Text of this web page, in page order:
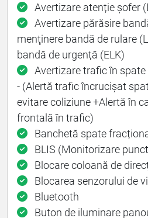
Avertizare atenție șofer
Avertizare părăsire
menţinere bandă de rulare
bandă de urgență (ELK)
Avertizare trafic în spate
- (Alertă trafic încrucișat
evitare coliziune +Alertă în
frontală în trafic)
Banchetă spate
BLIS (Monitorizare
Blocare coloană de
Blocarea senzorului de
Bluetooth
Buton de iluminare